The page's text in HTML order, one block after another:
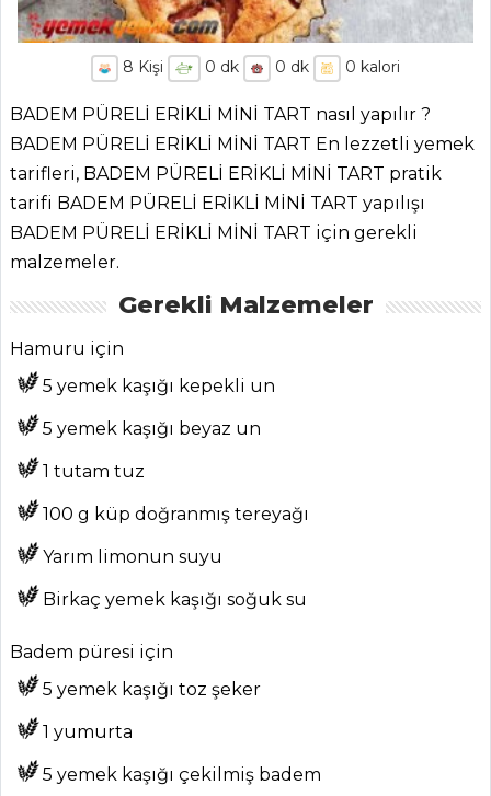
ANASAYFA
BLOG
Medya
Chefs
8 Kişi 0 dk 0 dk 0 kalori
BADEM PÜRELİ ERİKLİ MİNİ TART nasıl yapılır ?
BADEM PÜRELİ ERİKLİ MİNİ TART En lezzetli yemek
tarifleri, BADEM PÜRELİ ERİKLİ MİNİ TART pratik
tarifi BADEM PÜRELİ ERİKLİ MİNİ TART yapılışı
BADEM PÜRELİ ERİKLİ MİNİ TART için gerekli
malzemeler.
Gerekli Malzemeler
Hamuru için
5 yemek kaşığı kepekli un
5 yemek kaşığı beyaz un
1 tutam tuz
100 g küp doğranmış tereyağı
Yarım limonun suyu
Birkaç yemek kaşığı soğuk su
Badem püresi için
5 yemek kaşığı toz şeker
1 yumurta
5 yemek kaşığı çekilmiş badem